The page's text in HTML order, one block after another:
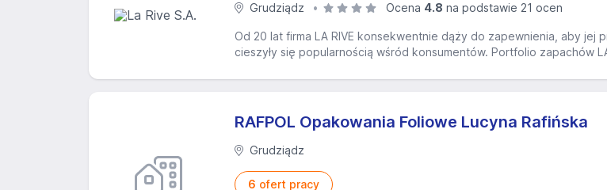
Grudziądz Ocena 4.8 na podstawie 21 ocen
Od 20 lat firma LA RIVE konsekwentnie dąży do zapewnienia, aby
cieszyły się popularnością wśród konsumentów. Portfolio zapachów
RAFPOL Opakowania Foliowe Lucyna Rafińska
Grudziądz
6 ofert pracy